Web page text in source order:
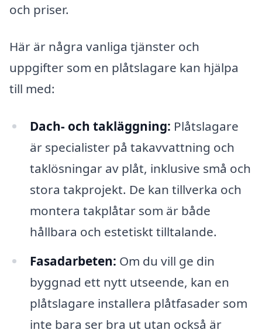
och priser.
Här är några vanliga tjänster och
uppgifter som en plåtslagare kan hjälpa
till med:
Dach- och takläggning: Plåtslagare
är specialister på takavvattning och
taklösningar av plåt, inklusive små och
stora takprojekt. De kan tillverka och
montera takplåtar som är både
hållbara och estetiskt tilltalande.
Fasadarbeten: Om du vill ge din
byggnad ett nytt utseende, kan en
plåtslagare installera plåtfasader som
inte bara ser bra ut utan också är